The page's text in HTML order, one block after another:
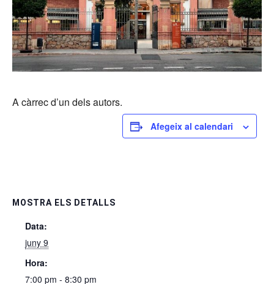
A càrrec d’un dels autors.
Afegeix al calendari
MOSTRA ELS DETALLS
Data:
juny 9
Hora:
7:00 pm - 8:30 pm